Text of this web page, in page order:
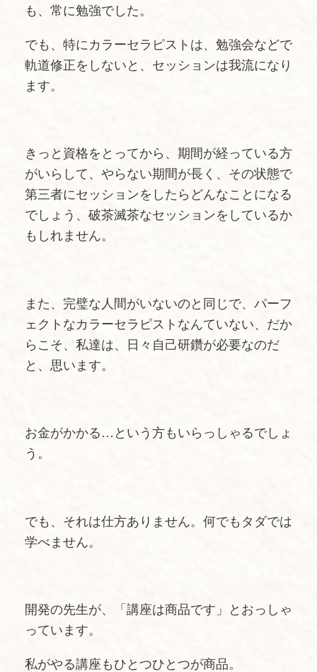
も、常に勉強でした。
でも、特にカラーセラピストは、勉強会などで
軌道修正をしないと、セッションは我流になり
ます。
きっと資格をとってから、期間が経っている方
がいらして、やらない期間が長く、その状態で
第三者にセッションをしたらどんなことになる
でしょう、破茶滅茶なセッションをしているか
もしれません。
また、完璧な人間がいないのと同じで、パーフ
ェクトなカラーセラピストなんていない、だか
らこそ、私達は、日々自己研鑽が必要なのだ
と、思います。
お金がかかる…という方もいらっしゃるでしょ
う。
でも、それは仕方ありません。何でもタダでは
学べません。
開発の先生が、「講座は商品です」とおっしゃ
っています。
私がやる講座もひとつひとつが商品。